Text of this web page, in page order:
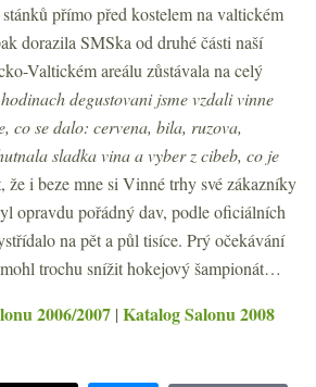
přímo před kostelem na valtickém
dorazila SMSka od druhé části naší
Valtickém areálu zůstávala na celý
degustovani jsme vzdali vinne
co se dalo: cervena, bila, ruzova,
sladka vina a vyber z cibeb, co je
že i beze mne si Vinné trhy své zákazníky
opravdu pořádný dav, podle oficiálních
na pět a půl tisíce. Prý očekávání
trochu snížit hokejový šampionát…
2006/2007 | Katalog Salonu 2008